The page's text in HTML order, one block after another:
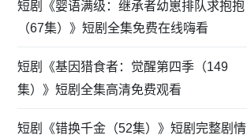
短剧《婴语满级：继承者幼崽排队求抱抱
（67集）》短剧全集免费在线嗨看
短剧《基因猎食者：觉醒第四季（149
集）》短剧全集高清免费观看
短剧《错换千金（52集）》短剧完整剧情